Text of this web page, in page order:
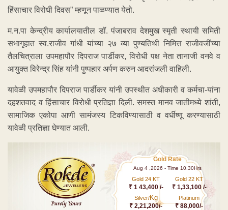
हिंसाचार विरोधी दिवस” म्हणून पाळण्यात येतो.
म.न.पा केन्द्रीय कार्यालयातील डॉ. पंजाबराव देशमुख स्मृती स्थायी समिती
सभागृहात स्व.राजीव गांधी यांच्या २७ व्या पुण्यतिथी निमित्त राजीवजींच्या
तैलचित्राला उपमहापौर दिपराज पार्डीकर, विरोधी पक्ष नेता तानाजी वनवे व
आयुक्त विरेन्द्र सिंह यांनी पुष्पहार अर्पण करुन आदरांजली वाहिली.
यावेळी उपमहापौर दिपराज पार्डीकर यांनी उपस्थीत अधीकारी व कर्मचा-यांना
दहशतवाद व हिंसाचार विरोधी प्रतिज्ञा दिली. समस्त मानव जातीमध्ये शांती,
सामाजिक एकोपा आणी सामंजस्य टिकविण्यासाठी व वर्धीष्णू करण्यासाठी
यावेळी प्रतिज्ञा घेण्यात आली.
Gold Rate
Aug 4 ,2026 - Time 10.30Hrs
Gold 24 KT
₹ 1 43,400 /-
Gold 22 KT
₹ 1,33,100 /-
Silver/Kg
₹ 2,21,200/-
Platinum
₹ 88,000/-